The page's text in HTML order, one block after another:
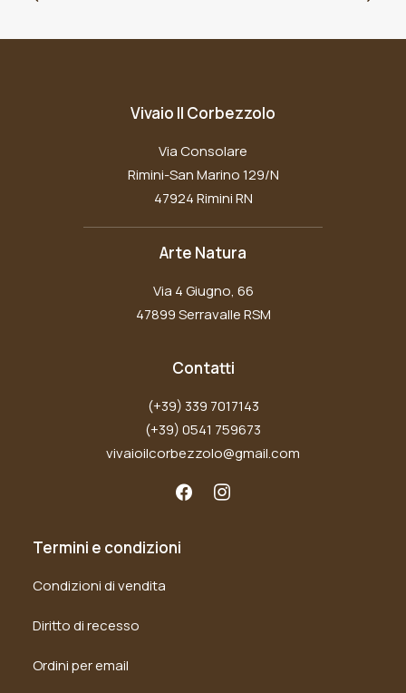
Vivaio Il Corbezzolo
Via Consolare
Rimini-San Marino 129/N
47924 Rimini RN
Arte Natura
Via 4 Giugno, 66
47899 Serravalle RSM
Contatti
(+39) 339 7017143
(+39) 0541 759673
vivaioilcorbezzolo@gmail.com
Termini e condizioni
Condizioni di vendita
Diritto di recesso
Ordini per email